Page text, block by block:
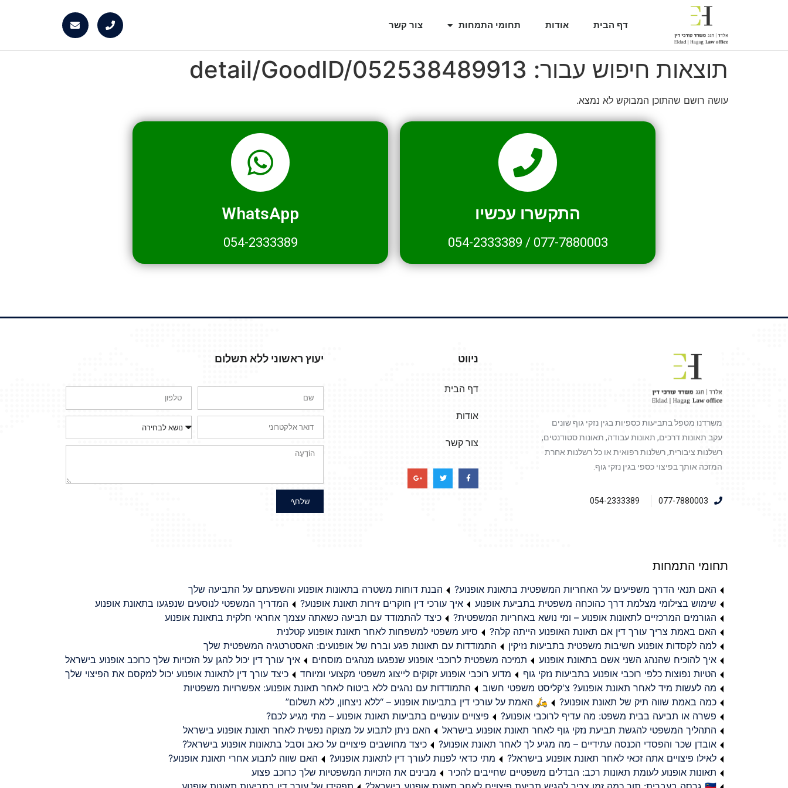
דף הבית אודות תחומי התמחות צור קשר
תוצאות חיפוש עבור: detail/GoodID/052538489913
עושה רושם שהתוכן המבוקש לא נמצא.
התקשרו עכשיו
077-7880003
/
054-2333389
WhatsApp
054-2333389
משרדנו מטפל בתביעות כספיות בגין נזקי גוף שונים
עקב תאונות דרכים, תאונות עבודה, תאונות סטודנטים,
רשלנות ציבורית, רשלנות רפואית או כל רשלנות אחרת
המזכה אותך בפיצוי כספי בגין נזקי גוף.
077-7880003
054-2333389
ניווט
דף הבית
אודות
צור קשר
יעוץ ראשוני ללא תשלום
שלח\י
תחומי התמחות
האם תנאי הדרך משפיעים על האחריות המשפטית בתאונת אופנוע?
הבנת דוחות משטרה בתאונות אופנוע והשפעתם על התביעה שלך
שימוש בצילומי מצלמת דרך כהוכחה משפטית בתביעת אופנוע
איך עורכי דין חוקרים זירות תאונת אופנוע?
המדריך המשפטי לנוסעים שנפגעו בתאונת אופנוע
הגורמים המרכזיים לתאונות אופנוע – ומי נושא באחריות המשפטית?
כיצד להתמודד עם תביעה כשאתה עצמך אחראי חלקית בתאונת אופנוע
האם באמת צריך עורך דין אם תאונת האופנוע הייתה קלה?
סיוע משפטי למשפחות לאחר תאונת אופנוע קטלנית
למה לקסדות אופנוע חשיבות משפטית בתביעות נזיקין
התמודדות עם תאונות פגע וברח של אופנועים: האסטרטגיה המשפטית שלך
איך להוכיח שהנהג השני אשם בתאונת אופנוע
תמיכה משפטית לרוכבי אופנוע שנפגעו מנהגים מוסחים
איך עורך דין יכול להגן על הזכויות שלך כרוכב אופנוע בישראל
הטיות נפוצות כלפי רוכבי אופנוע בתביעות נזקי גוף
מדוע רוכבי אופנוע זקוקים לייצוג משפטי מקצועי ומיוחד
כיצד עורך דין לתאונת אופנוע יכול למקסם את הפיצוי שלך
מה לעשות מיד לאחר תאונת אופנוע? צ'קליסט משפטי חשוב
התמודדות עם נהגים ללא ביטוח לאחר תאונת אופנוע: אפשרויות משפטיות
כמה באמת שווה תיק של תאונת אופנוע?
🛵 האמת על עורכי דין בתביעות אופנוע – “ללא ניצחון, ללא תשלום”
פשרה או תביעה בבית משפט: מה עדיף לרוכבי אופנוע?
פיצויים עונשיים בתביעות תאונת אופנוע – מתי מגיע לכם?
התהליך המשפטי להגשת תביעת נזקי גוף לאחר תאונת אופנוע בישראל
האם ניתן לתבוע על מצוקה נפשית לאחר תאונת אופנוע בישראל
אובדן שכר והפסדי הכנסה עתידיים – מה מגיע לך לאחר תאונת אופנוע?
כיצד מחושבים פיצויים על כאב וסבל בתאונות אופנוע בישראל?
לאילו פיצויים אתה זכאי לאחר תאונת אופנוע בישראל?
מתי כדאי לפנות לעורך דין לתאונת אופנוע?
האם שווה לתבוע אחרי תאונת אופנוע?
תאונות אופנוע לעומת תאונות רכב: הבדלים משפטיים שחייבים להכיר
מבינים את הזכויות המשפטיות שלך כרוכב פצוע